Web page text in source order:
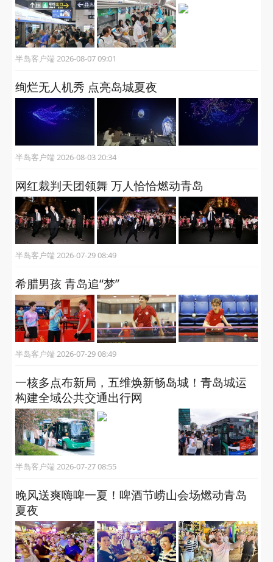
半岛客户端 2026-08-07 09:01
绚烂无人机秀 点亮岛城夏夜
半岛客户端 2026-08-03 20:34
网红裁判天团领舞 万人恰恰燃动青岛
半岛客户端 2026-07-29 08:49
希腊男孩 青岛追“梦”
半岛客户端 2026-07-29 08:49
一核多点布新局，五维焕新畅岛城！青岛城运
构建全域公共交通出行网
半岛客户端 2026-07-27 08:55
晚风送爽嗨啤一夏！啤酒节崂山会场燃动青岛
夏夜